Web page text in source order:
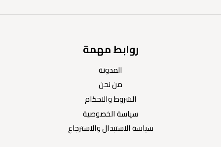
روابط مهمة
المدونة
من نحن
الشروط والاحكام
سياسة الخصوصية
سياسة الاستبدال والاسترجاع